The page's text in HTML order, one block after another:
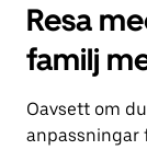
Resa
familj
Oavsett om
anpassningar